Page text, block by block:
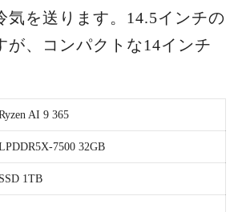
気を送ります。14.5インチの
が、コンパクトな14インチ
AI 9 365
7500 32GB
SSD 1TB